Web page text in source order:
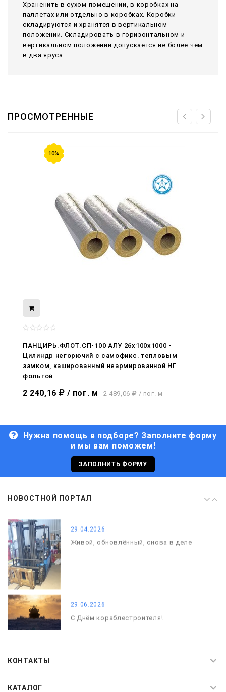
Храненить в сухом помещении, в коробках на
паллетах или отдельно в коробках. Коробки
складируются и хранятся в вертикальном
положении. Складировать в горизонтальном и
вертикальном положении допускается не более чем
в два яруса.
ПРОСМОТРЕННЫЕ
10%
ПАНЦИРЬ.ФЛОТ.СП-100 АЛУ 26x100x1000 -
Цилиндр негорючий c самофикс. тепловым
замком, кашированный неармированной НГ
фольгой
2 240,16 / пог. м 2 489,06 / пог. м
Нужна помощь в подборе? Заполните форму
и мы вам поможем!
ЗАПОЛНИТЬ ФОРМУ
НОВОСТНОЙ ПОРТАЛ
С Днём Победы. Память, которая с
29.04.2026
29.06.2026
С Днём кораблестроителя!
С Днём Победы. Память, которая с
29.04.2026
Живой, обновлённый, снова в деле
29.06.2026
С Днём кораблестроителя!
КОНТАКТЫ
КАТАЛОГ